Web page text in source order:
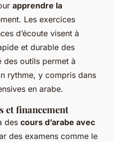
apprendre la
Les exercices
d’écoute visent à
et durable des
outils permet à
rythme, y compris dans
en arabe.
et financement
des cours d’arabe avec
des examens comme le